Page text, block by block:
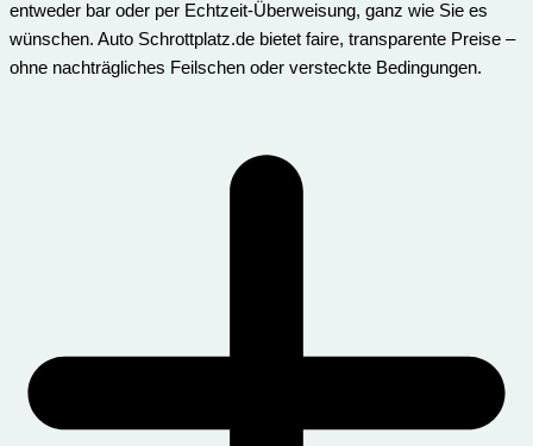
entweder bar oder per Echtzeit-Überweisung, ganz wie Sie es
wünschen. Auto Schrottplatz.de bietet faire, transparente Preise –
ohne nachträgliches Feilschen oder versteckte Bedingungen.